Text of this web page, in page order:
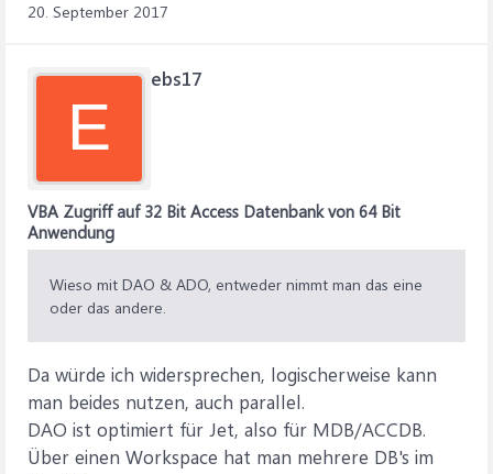
20. September 2017
E
ebs17
VBA Zugriff auf 32 Bit Access Datenbank von 64 Bit
Anwendung
Wieso mit DAO & ADO, entweder nimmt man das eine
oder das andere.
Da würde ich widersprechen, logischerweise kann
man beides nutzen, auch parallel.
DAO ist optimiert für Jet, also für MDB/ACCDB.
Über einen Workspace hat man mehrere DB's im